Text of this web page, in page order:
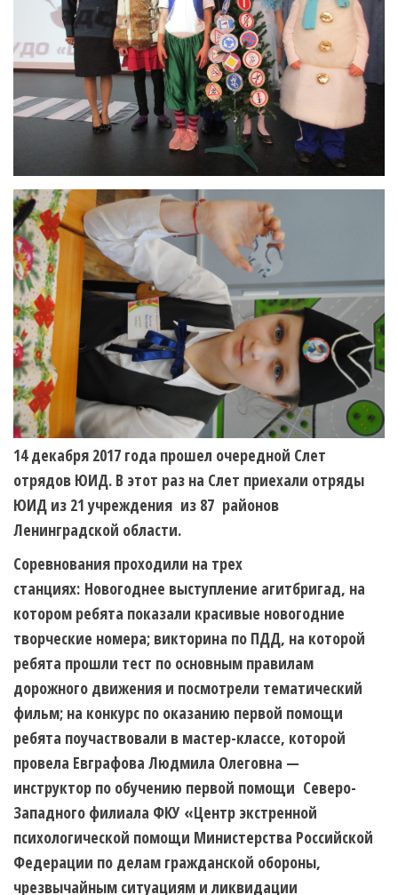
14 декабря 2017 года прошел очередной Слет
отрядов ЮИД. В этот раз на Слет приехали отряды
ЮИД из 21 учреждения из 87 районов
Ленинградской области.
Соревнования проходили на трех
станциях: Новогоднее выступление агитбригад, на
котором ребята показали красивые новогодние
творческие номера; викторина по ПДД, на которой
ребята прошли тест по основным правилам
дорожного движения и посмотрели тематический
фильм; на конкурс по оказанию первой помощи
ребята поучаствовали в мастер-классе, которой
провела Евграфова Людмила Олеговна —
инструктор по обучению первой помощи Северо-
Западного филиала ФКУ «Центр экстренной
психологической помощи Министерства Российской
Федерации по делам гражданской обороны,
чрезвычайным ситуациям и ликвидации